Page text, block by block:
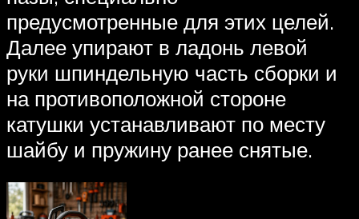
предусмотренные для этих целей.
Далее упирают в ладонь левой
руки шпиндельную часть сборки и
на противоположной стороне
катушки устанавливают по месту
шайбу и пружину ранее снятые.